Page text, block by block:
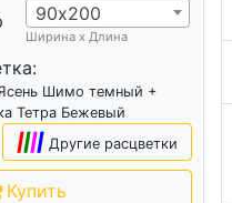
90х200
Ширина х Длина
Шимо темный +
Тетра Бежевый
|||| Другие расцветки
Купить